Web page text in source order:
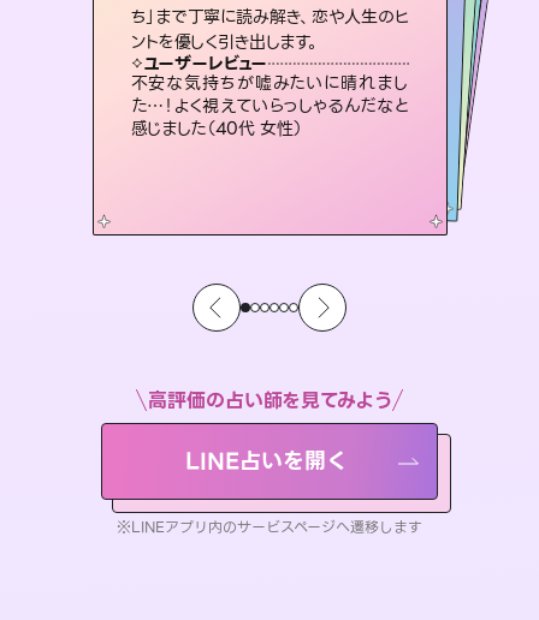
ち」まで丁寧に読み解き、恋や人生のヒ
ントを優しく引き出します。
ユーザーレビュー
不安な気持ちが嘘みたいに晴れまし
た…！よく視えていらっしゃるんだなと
感じました（40代 女性）
紐解き、背中をそっと押して導きます。
ユーザーレビュー
安心感のあり、言い切ってくれる所や濁
さない鑑定のおかげで、毎回自分の気
持ちを整えられます（30代 男性）
体的な対策をお伝えします。
ユーザーレビュー
複雑な背景もしっかり聞いて鑑定して
いただけました。気持ちが楽になりまし
た（50代 女性）
連絡再開、復縁、成就などの報告実績多数。セラピストとして2万超の施術経験があるからこそできる鑑定で、より良い未来をサポートします。
ユーザーレビュー
とても心温まる鑑定でした。しかもこち
らは何も言っていないのに視えていらっ
しゃるんだなと驚きです（30代女性）
寧に読み解き恋愛成就へと導きます。
ユーザーレビュー
鑑定していただいてアドバイス通りに行
動すると仲が復活してきました。ありが
とうございました（40代 女性）
選択できるようアドバイスします。
ユーザーレビュー
職場の人の性質や人間関係、本心など
本当によく視えていてびっくり。対策が
打てて前向きになれます（40代）
高評価の占い師を見てみよう
LINE占いを開く
※LINEアプリ内のサービスページへ遷移します